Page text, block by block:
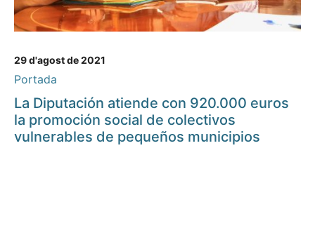
29 d'agost de 2021
Portada
La Diputación atiende con 920.000 euros
la promoción social de colectivos
vulnerables de pequeños municipios